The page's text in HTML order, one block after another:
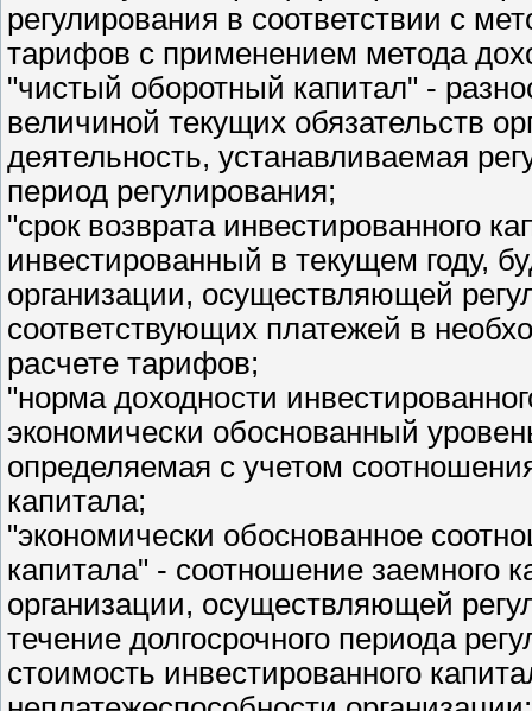
регулирования в соответствии с
тарифов с применением метода
"чистый оборотный капитал" -
величиной текущих обязательств
деятельность, устанавливаемая
период регулирования;
"срок возврата инвестированного
инвестированный в текущем году,
организации, осуществляющей
соответствующих платежей в
расчете тарифов;
"норма доходности
экономически обоснованный
определяемая с учетом
капитала;
"экономически обоснованное
капитала" - соотношение заемного
организации, осуществляющей
течение долгосрочного периода
стоимость инвестированного